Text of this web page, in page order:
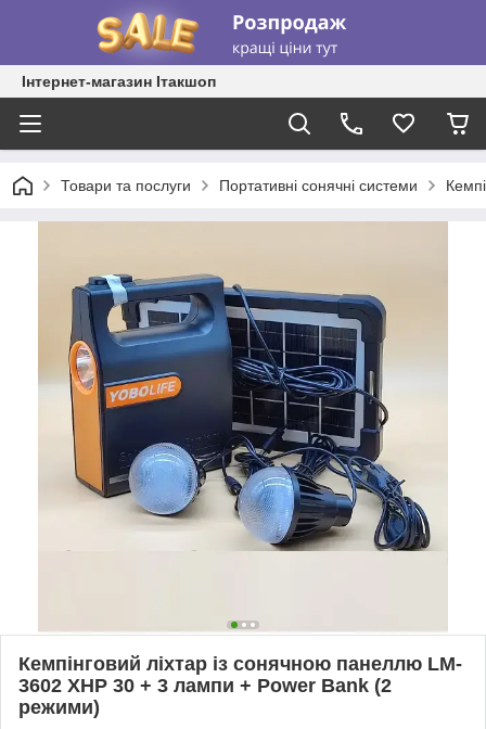
Інтернет-магазин Ітакшоп
Товари та послуги Портативні сонячні системи
Кемпінговий ліхтар із сонячною панеллю LM-
3602 XHP 30 + 3 лампи + Power Bank (2
режими)